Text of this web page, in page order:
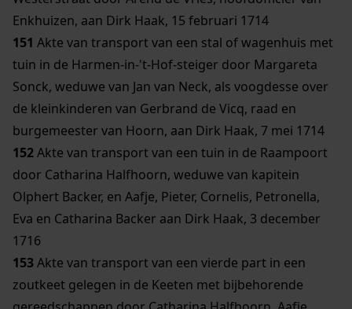
Enkhuizen, aan Dirk Haak, 15 februari 1714
151 Akte van transport van een stal of wagenhuis met
tuin in de Harmen-in-'t-Hof-steiger door Margareta
Sonck, weduwe van Jan van Neck, als voogdesse over
de kleinkinderen van Gerbrand de Vicq, raad en
burgemeester van Hoorn, aan Dirk Haak, 7 mei 1714
152Akte van transport van een tuin in de Raampoort
door Catharina Halfhoorn, weduwe van kapitein
Olphert Backer, en Aafje, Pieter, Cornelis, Petronella,
Eva en Catharina Backer aan Dirk Haak, 3 december
1716
153Akte van transport van een vierde part in een
zoutkeet gelegen in de Keeten met bijbehorende